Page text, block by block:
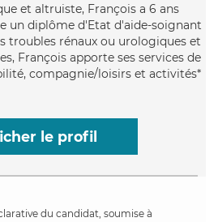
et altruiste, François a 6 ans
un diplôme d'Etat d'aide-soignant
troubles rénaux ou urologiques et
François apporte ses services de
compagnie/loisirs et activités*
le profil
du candidat, soumise à